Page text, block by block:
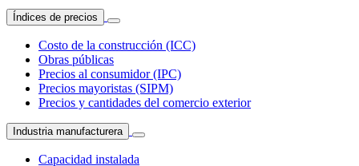
Índices de precios
Costo de la construcción (ICC)
Obras públicas
Precios al consumidor (IPC)
Precios mayoristas (SIPM)
Precios y cantidades del comercio exterior
Industria manufacturera
Capacidad instalada